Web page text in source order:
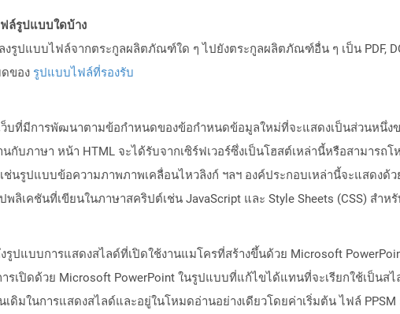
ฟล์รูปแบบใดบ้าง
รูปแบบไฟล์จากตระกูลผลิตภัณฑ์ใด ๆ ไปยังตระกูลผลิตภัณฑ์อื่น ๆ เป็น PDF,
ของ รูปแบบไฟล์ที่รองรับ
บที่มีการพัฒนาตามข้อกำหนดของข้อกำหนดข้อมูลใหม่ที่จะแสดงเป็นส่วนหนึ่งข
กับภาษา หน้า HTML จะได้รับจากเซิร์ฟเวอร์ซึ่งเป็นโฮสต์เหล่านี้หรือสามารถ
ช่นรูปแบบข้อความภาพภาพเคลื่อนไหวลิงก์ ฯลฯ องค์ประกอบเหล่านี้จะแสดง
ลิเคชันที่เขียนในภาษาสคริปต์เช่น JavaScript และ Style Sheets (CSS) สำห
รูปแบบการแสดงสไลด์ที่เปิดใช้งานแมโครที่สร้างขึ้นด้วย Microsoft
รเปิดด้วย Microsoft PowerPoint ในรูปแบบที่แก้ไขได้แทนที่จะเรียกใช้เป็นส
ดิมในการแสดงสไลด์และอยู่ในโหมดอ่านอย่างเดียวโดยค่าเริ่มต้น ไฟล์